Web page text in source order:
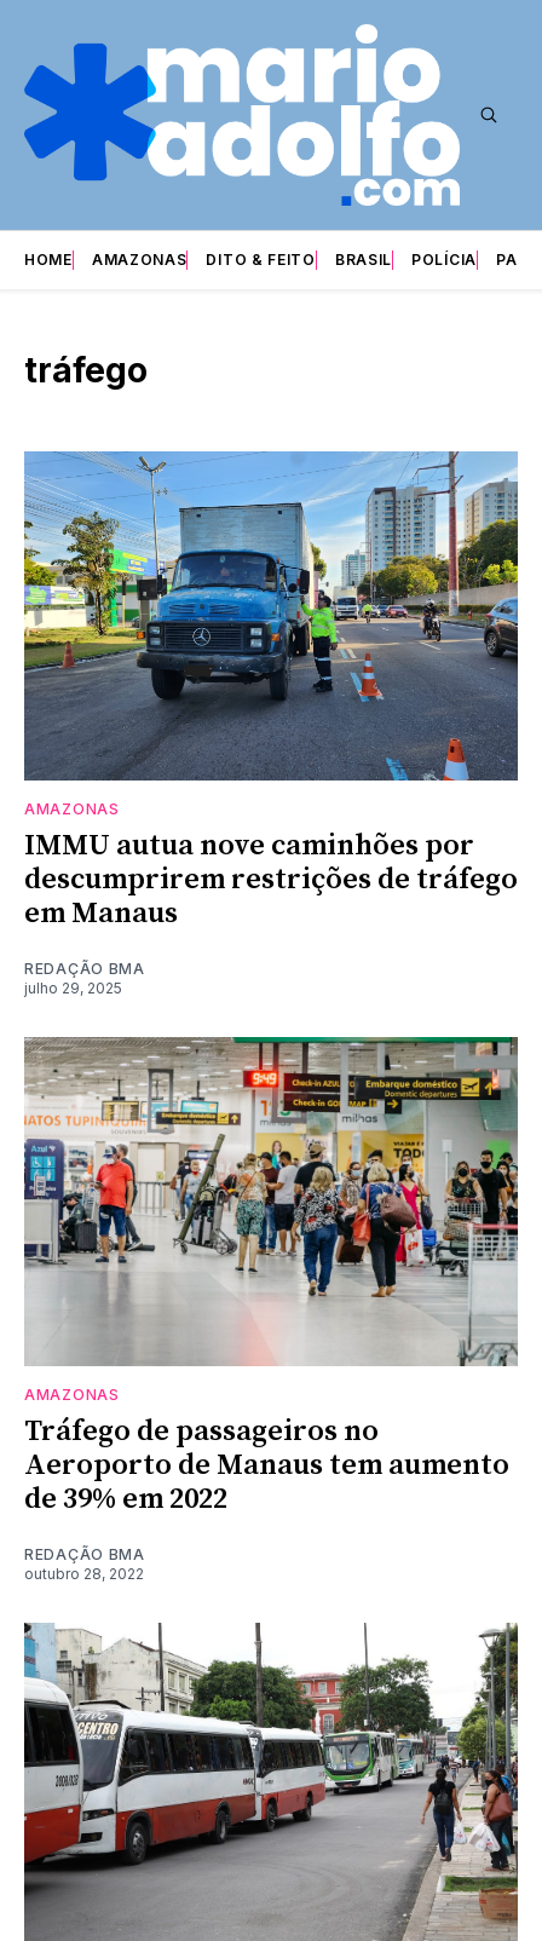
HOME AMAZONAS DITO & FEITO BRASIL POLÍCIA
tráfego
AMAZONAS
IMMU autua nove caminhões por
descumprirem restrições de tráfego
em Manaus
REDAÇÃO BMA
julho 29, 2025
AMAZONAS
Tráfego de passageiros no
Aeroporto de Manaus tem aumento
de 39% em 2022
REDAÇÃO BMA
outubro 28, 2022